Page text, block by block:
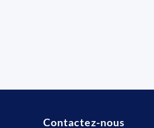
Contactez-nous